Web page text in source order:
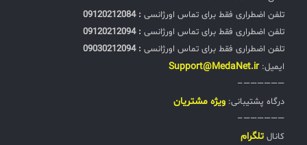
تلفن اضطراری فقط برای تماس اورژانسی : 09120212084
تلفن اضطراری فقط برای تماس اورژانسی : 09120212094
تلفن اضطراری فقط برای تماس اورژانسی : 09030212094
ایمیل: Support@MedaNet.ir
——————–
درگاه پشتیبانی: ويژه مشتریان
——————–
کانال تلگرام